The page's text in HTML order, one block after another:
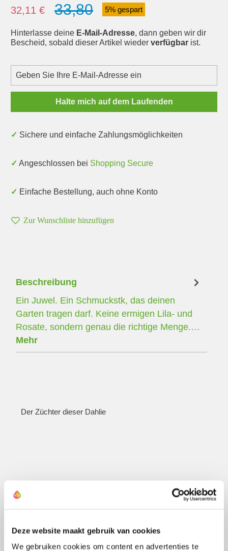
Deze website maakt gebruik van cookies
We gebruiken cookies om content en advertenties te
Verkaufspreis:
32,11 € 33,80 5% gespart
Hinterlasse deine E-Mail-Adresse, dann geben wir dir
Bescheid, sobald dieser Artikel wieder verfügbar ist.
Halte mich auf dem Laufenden
✓ Sichere und einfache Zahlungsmöglichkeiten
✓ Angeschlossen bei Shopping Secure
✓ Einfache Bestellung, auch ohne Konto
Zur Wunschliste hinzufügen
Beschreibung
Ein Juwel. Ein Schmuckstk, das deinen
Garten tragen darf. Keine ermigen Lila- und
Rosate, sondern genau die richtige Menge.…
Mehr
Der Züchter dieser Dahlie